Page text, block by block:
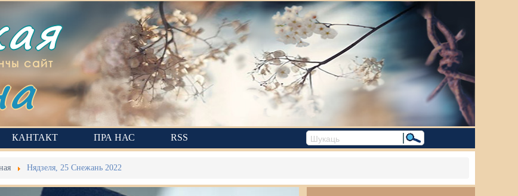
сайт
КАНТАКТ ПРА НАС RSS
Нядзеля, 25 Снежань 2022